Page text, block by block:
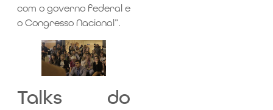
com o governo federal e
o Congresso Nacional”.
Talks do